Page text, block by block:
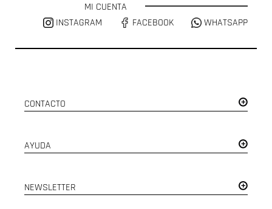
MI CUENTA
INSTAGRAM
FACEBOOK WHATSAPP
CONTACTO
AYUDA
NEWSLETTER